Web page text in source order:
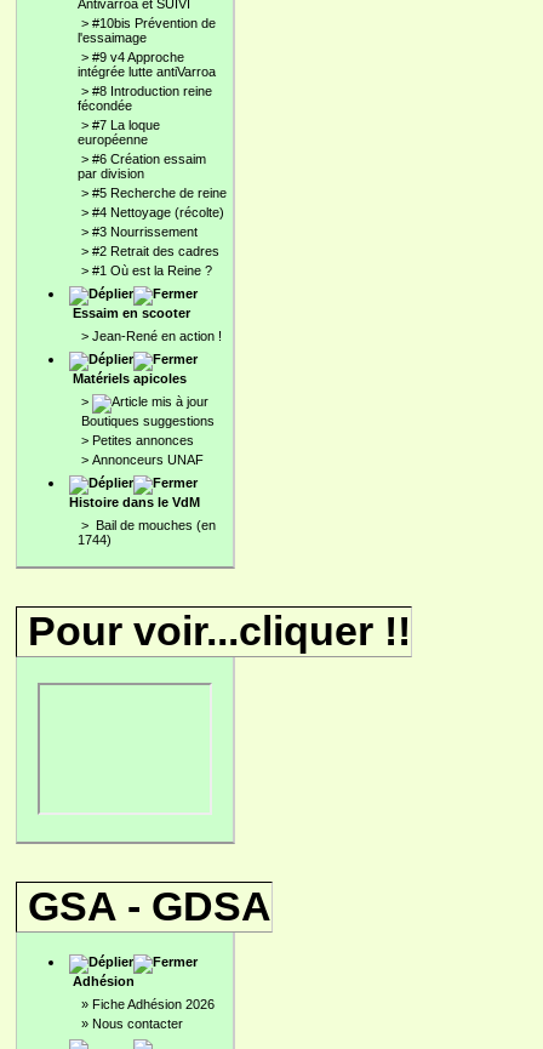
Antivarroa et SUIVI
> #10bis Prévention de
l'essaimage
> #9 v4 Approche
intégrée lutte antiVarroa
> #8 Introduction reine
fécondée
> #7 La loque
européenne
> #6 Création essaim
par division
> #5 Recherche de reine
> #4 Nettoyage (récolte)
> #3 Nourrissement
> #2 Retrait des cadres
> #1 Où est la Reine ?
Essaim en scooter
> Jean-René en action !
Matériels apicoles
>
Boutiques suggestions
> Petites annonces
> Annonceurs UNAF
Histoire dans le VdM
> Bail de mouches (en
1744)
Pour voir...cliquer !!
GSA - GDSA
Adhésion
» Fiche Adhésion 2026
» Nous contacter